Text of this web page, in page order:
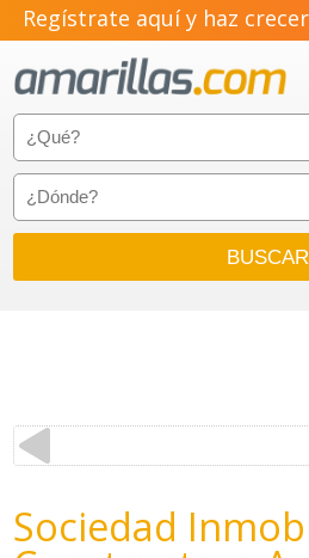
Regístrate aquí y haz
Sociedad